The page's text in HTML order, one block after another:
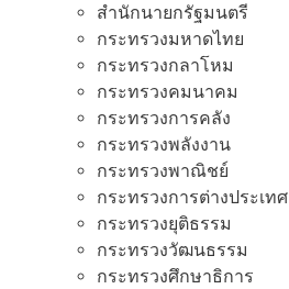
สํานักนายกรัฐมนตรี
กระทรวงมหาดไทย
กระทรวงกลาโหม
กระทรวงคมนาคม
กระทรวงการคลัง
กระทรวงพลังงาน
กระทรวงพาณิชย์
กระทรวงการต่างประเทศ
กระทรวงยุติธรรม
กระทรวงวัฒนธรรม
กระทรวงศึกษาธิการ